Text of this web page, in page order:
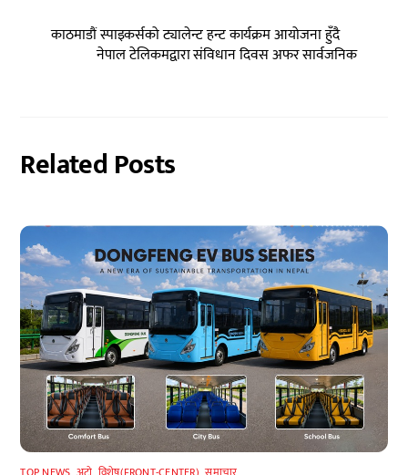
काठमाडौं स्पाइकर्सको ट्यालेन्ट हन्ट कार्यक्रम आयोजना हुँदै
नेपाल टेलिकमद्वारा संविधान दिवस अफर सार्वजनिक
Related Posts